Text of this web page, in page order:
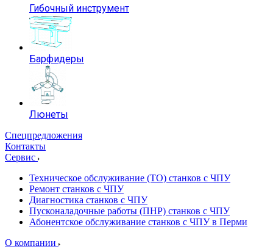
Гибочный инструмент
Барфидеры
Люнеты
Спецпредложения
Контакты
Сервис
Техническое обслуживание (ТО) станков с ЧПУ
Ремонт станков с ЧПУ
Диагностика станков с ЧПУ
Пусконаладочные работы (ПНР) станков с ЧПУ
Абонентское обслуживание станков с ЧПУ в Перми
О компании